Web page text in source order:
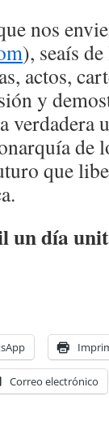
nos
), seaís
actos,
y
verdadera
de
que
un día
Correo electrónico